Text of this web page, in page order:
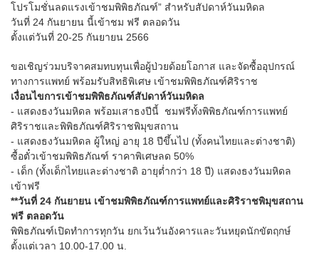
โปรโมชั่นลดแรงเข้าชมพิพิธภัณฑ์” สำหรับสัปดาห์วันมหิดล
วันที่ 24 กันยายน นี้เข้าชม ฟรี ตลอดวัน
ตั้งแต่วันที่ 20-25 กันยายน 2566
ขอเชิญร่วมบริจาคสมทบทุนเพื่อผู้ป่วยด้อยโอกาส และจัดซื้ออุปกรณ์
ทางการแพทย์ พร้อมรับสิทธิพิเศษ เข้าชมพิพิธภัณฑ์ศิริราช
เงื่อนไขการเข้าชมพิพิธภัณฑ์สัปดาห์วันมหิดล
- แสดงธงวันมหิดล พร้อมเสาธงปีนี้ ชมฟรีทั้งพิพิธภัณฑ์การแพทย์
ศิริราชและพิพิธภัณฑ์ศิริราชพิมุขสถาน
- แสดงธงวันมหิดล ผู้ใหญ่ อายุ 18 ปีขึ้นไป (ทั้งคนไทยและต่างชาติ)
ซื้อตั๋วเข้าชมพิพิธภัณฑ์ ราคาพิเศษลด 50%
- เด็ก (ทั้งเด็กไทยและต่างชาติ อายุต่ำกว่า 18 ปี) แสดงธงวันมหิดล
เข้าฟรี
**วันที่ 24 กันยายน เข้าชมพิพิธภัณฑ์การแพทย์และศิริราชพิมุขสถาน
ฟรี ตลอดวัน
พิพิธภัณฑ์เปิดทำการทุกวัน ยกเว้นวันอังคารและวันหยุดนักขัตฤกษ์
ตั้งแต่เวลา 10.00-17.00 น.